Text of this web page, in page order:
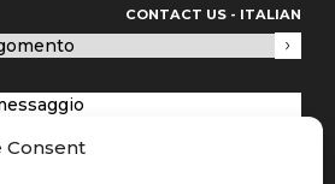
Consent
CONTACT US - ITALIAN
(Обязательно)
(Обязательно)